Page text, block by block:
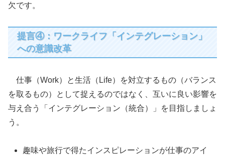
欠です。
提言④：ワークライフ「インテグレーション」
への意識改革
仕事（Work）と生活（Life）を対立するもの（バランス
を取るもの）として捉えるのではなく、互いに良い影響を
与え合う「インテグレーション（統合）」を目指しましょ
う。
趣味や旅行で得たインスピレーションが仕事のアイ